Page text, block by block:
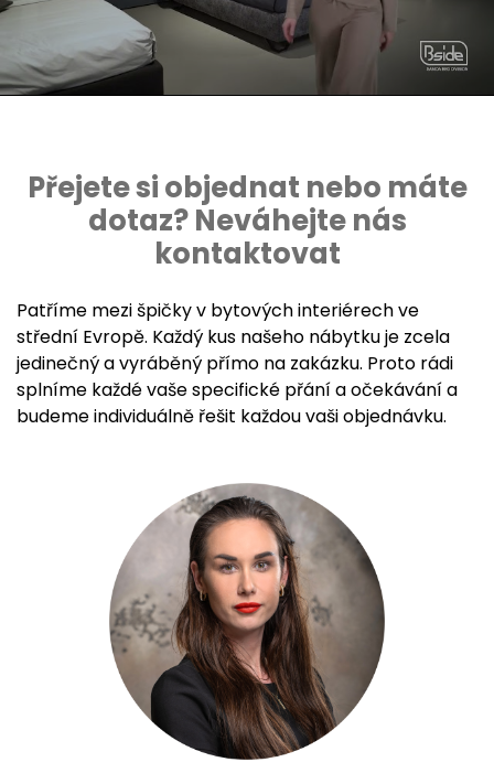
Přejete si objednat nebo máte
dotaz? Neváhejte nás
kontaktovat
Patříme mezi špičky v bytových interiérech ve
střední Evropě. Každý kus našeho nábytku je zcela
jedinečný a vyráběný přímo na zakázku. Proto rádi
splníme každé vaše specifické přání a očekávání a
budeme individuálně řešit každou vaši objednávku.